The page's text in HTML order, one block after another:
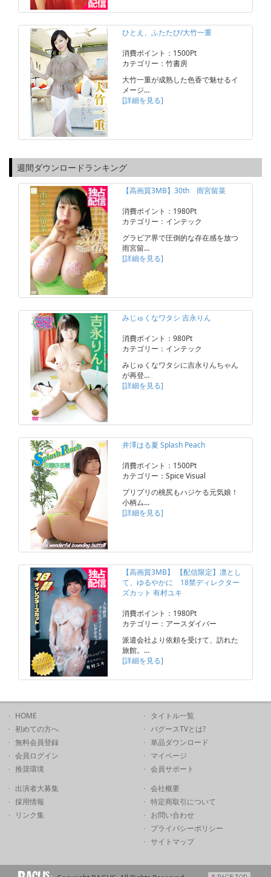
ひとえ、ふたたび/大竹一重
消費ポイント：1500Pt
カテゴリー：竹書房
大竹一重が成熟した色香で魅せるイ
メージ…
[詳細を見る]
週間ダウンロードランキング
【高画質3MB】30th 雨宮留菜
消費ポイント：1980Pt
カテゴリー：インテック
グラビア界で圧倒的な存在感を放つ
雨宮留…
[詳細を見る]
みじゅくなワタシ 吉永りん
消費ポイント：980Pt
カテゴリー：インテック
みじゅくなワタシに吉永りんちゃん
が再登…
[詳細を見る]
井澤はる夏 Splash Peach
消費ポイント：1500Pt
カテゴリー：Spice Visual
プリプリの桃尻もハジケる元気娘！
小柄ム…
[詳細を見る]
【高画質3MB】 【配信限定】凛とし
て、ゆるやかに 18禁ディレクター
ズカット 有村ユキ
消費ポイント：1980Pt
カテゴリー：アースダイバー
派遣会社より依頼を受けて、訪れた
旅館。…
[詳細を見る]
HOME
初めての方へ
無料会員登録
会員ログイン
推奨環境
タイトル一覧
バグースTVとは?
単品ダウンロード
マイページ
会員サポート
出演者大募集
採用情報
リンク集
会社概要
特定商取引について
お問い合わせ
プライバシーポリシー
サイトマップ